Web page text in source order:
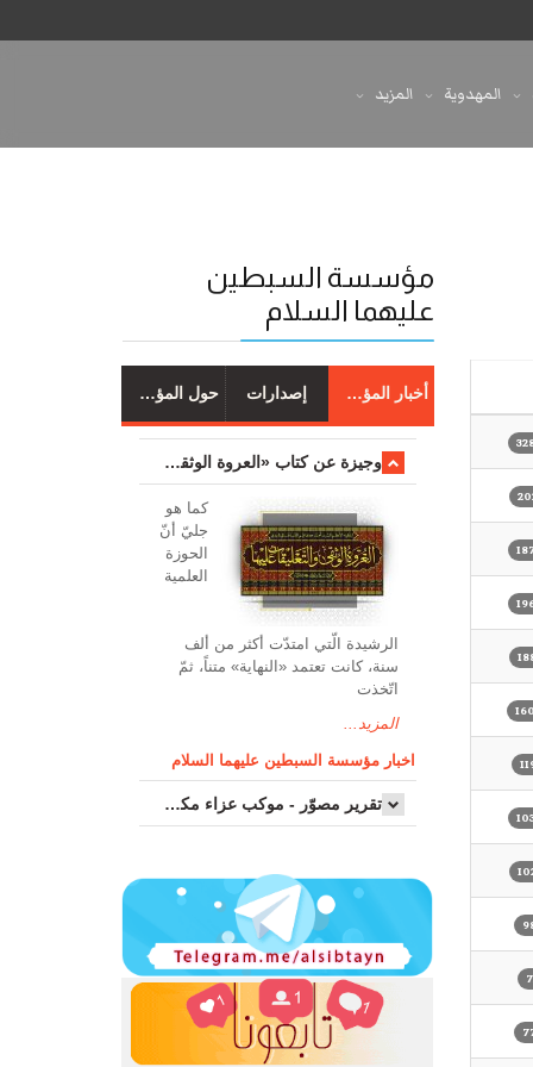
المهدوية المزيد
مؤسسة السبطين
عليهما السلام
أخبار المؤسسة إصدارات حول المؤسسة
وجیزة عن کتاب «العروة الوثقی والتعلیقات علیها»
کما هو
جليّ أنّ
الحوزة
العلمیة
الرشیدة الّتي امتدّت أكثر من ألف
سنة، كانت تعتمد «النهاية» متناً، ثمّ
اتّخذت
المزيد...
اخبار مؤسسة السبطين عليهما السلام
تقرير مصوّر - موكب عزاء مکتب سماحة اية الله السيد مرتضى الموسوي الاصفهاني في يوم إستشهاد السيدة فاطم...